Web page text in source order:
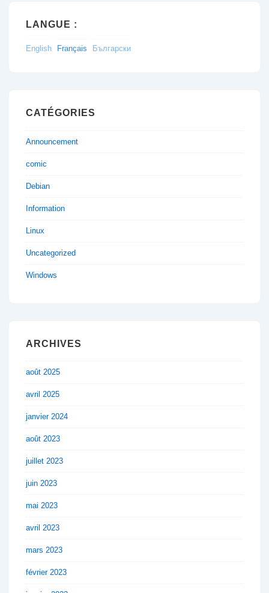
LANGUE :
English Français Български
CATÉGORIES
Announcement
comic
Debian
Information
Linux
Uncategorized
Windows
ARCHIVES
août 2025
avril 2025
janvier 2024
août 2023
juillet 2023
juin 2023
mai 2023
avril 2023
mars 2023
février 2023